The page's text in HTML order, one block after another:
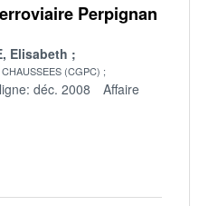
Perpignan
Elisabeth
(CGPC)
déc. 2008
Affaire